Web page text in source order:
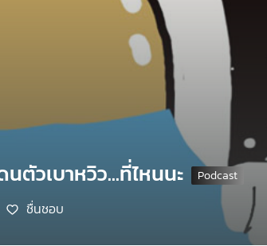
ตัวเบาหวิว...ที่ไหนนะ
ชื่นชอบ